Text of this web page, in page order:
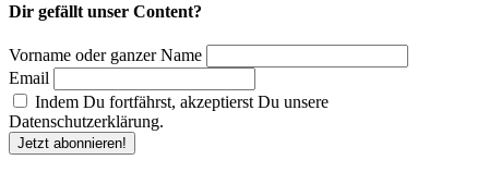
Dir gefällt unser Content?
Vorname oder ganzer Name
Email
Indem Du fortfährst, akzeptierst Du unsere
Datenschutzerklärung.